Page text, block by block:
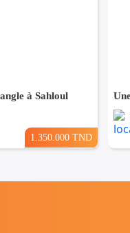
à Sahloul
1.350.000 TND